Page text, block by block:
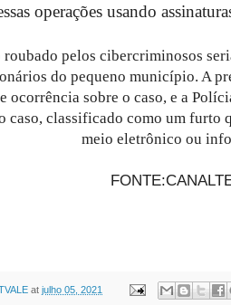
operações usando
pelos cibercriminosos
do pequeno município. A
ocorrência sobre o caso, e a
caso, classificado como um furto
meio eletrônico ou
at julho 05, 2021